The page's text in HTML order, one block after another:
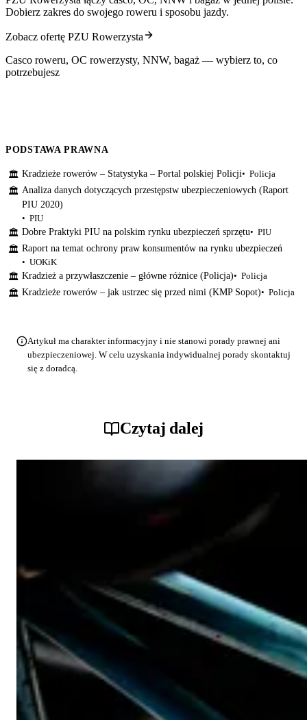
Dobierz zakres do swojego roweru i sposobu jazdy.
Zobacz ofertę PZU Rowerzysta
Casco roweru, OC rowerzysty, NNW, bagaż — wybierz to, co
potrzebujesz
PODSTAWA PRAWNA
🏛 Kradzieże rowerów – Statystyka – Portal polskiej Policji
Policja
🏛 Analiza danych dotyczących przestępstw ubezpieczeniowych (Raport
PIU 2020)
PIU
🏛 Dobre Praktyki PIU na polskim rynku ubezpieczeń sprzętu
PIU
🏛 Raport na temat ochrony praw konsumentów na rynku ubezpieczeń
UOKiK
🏛 Kradzież a przywłaszczenie – główne różnice (Policja)
Policja
🏛 Kradzieże rowerów – jak ustrzec się przed nimi (KMP Sopot) Policja
Artykuł ma charakter informacyjny i nie stanowi porady prawnej ani
ubezpieczeniowej. W celu uzyskania indywidualnej porady skontaktuj
się z doradcą.
Czytaj dalej